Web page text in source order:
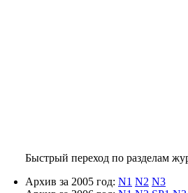
Быстрый переход по разделам
Архив за 2005 год: N1 N2 N3